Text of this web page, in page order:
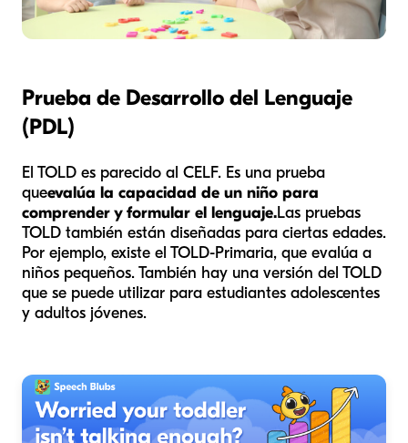
Prueba de Desarrollo del Lenguaje
(PDL)
El TOLD es parecido al CELF. Es una prueba
queevalúa la capacidad de un niño para
comprender y formular el lenguaje.Las pruebas
TOLD también están diseñadas para ciertas edades.
Por ejemplo, existe el TOLD-Primaria, que evalúa a
niños pequeños. También hay una versión del TOLD
que se puede utilizar para estudiantes adolescentes
y adultos jóvenes.